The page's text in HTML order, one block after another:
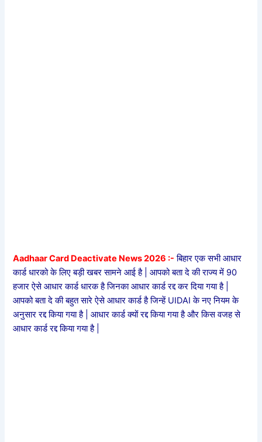
Aadhaar Card Deactivate News 2026 :- बिहार एक सभी आधार
कार्ड धारको के लिए बड़ी खबर सामने आई है | आपको बता दे की राज्य में 90
हजार ऐसे आधार कार्ड धारक है जिनका आधार कार्ड रद्द कर दिया गया है |
आपको बता दे की बहुत सारे ऐसे आधार कार्ड है जिन्हें UIDAI के नए नियम के
अनुसार रद्द किया गया है | आधार कार्ड क्यों रद्द किया गया है और किस वजह से
आधार कार्ड रद्द किया गया है |